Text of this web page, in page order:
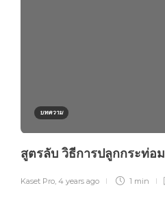
บทความ
สูตรลับ วิธีการปลูกกระท่อม
Kaset Pro, 4 years ago 1 min